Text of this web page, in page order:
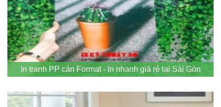
In tranh PP cán Format - In nhanh giá rẻ tại Sài Gòn